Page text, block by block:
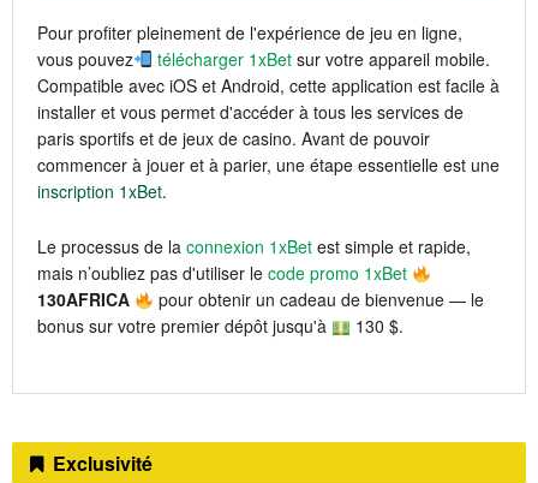
Pour profiter pleinement de l'expérience de jeu en ligne,
vous pouvez
télécharger 1xBet sur votre appareil mobile.
Compatible avec iOS et Android, cette application est facile à
installer et vous permet d'accéder à tous les services de
paris sportifs et de jeux de casino. Avant de pouvoir
commencer à jouer et à parier, une étape essentielle est une
inscription 1xBet.
Le processus de la connexion 1xBet est simple et rapide,
mais n’oubliez pas d'utiliser le code promo 1xBet
130AFRICA
pour obtenir un cadeau de bienvenue — le
bonus sur votre premier dépôt jusqu'à
130 $.
Exclusivité